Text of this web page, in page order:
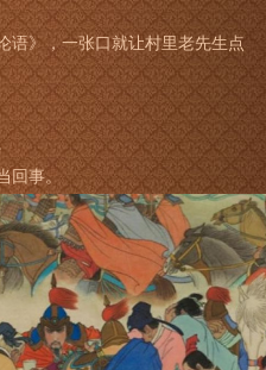
语》，一张口就让村里老先生点
回事。